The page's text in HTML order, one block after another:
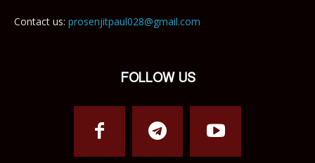
Contact us: prosenjitpaul028@gmail.com
FOLLOW US